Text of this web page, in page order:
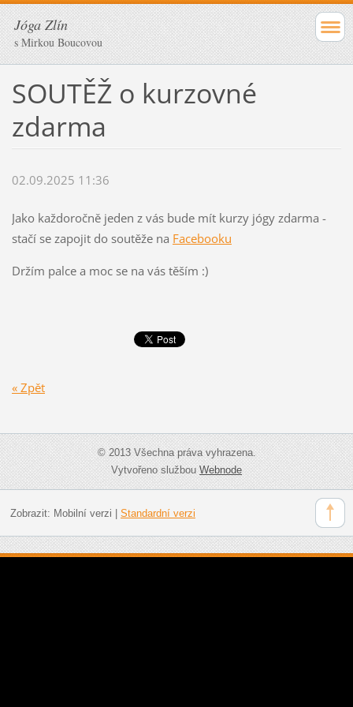
Jóga Zlín
s Mirkou Boucovou
SOUTĚŽ o kurzovné
zdarma
02.09.2025 11:36
Jako každoročně jeden z vás bude mít kurzy jógy zdarma -
stačí se zapojit do soutěže na Facebooku
Držím palce a moc se na vás těším :)
« Zpět
© 2013 Všechna práva vyhrazena.
Vytvořeno službouWebnode
Zobrazit: Mobilní verzi Standardní verzi